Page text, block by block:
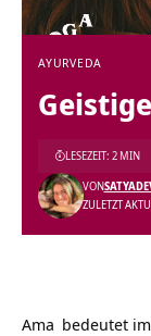
AYURVEDA
ZULETZT
VON
LESEZEIT: 2 MIN
Ama bedeutet im